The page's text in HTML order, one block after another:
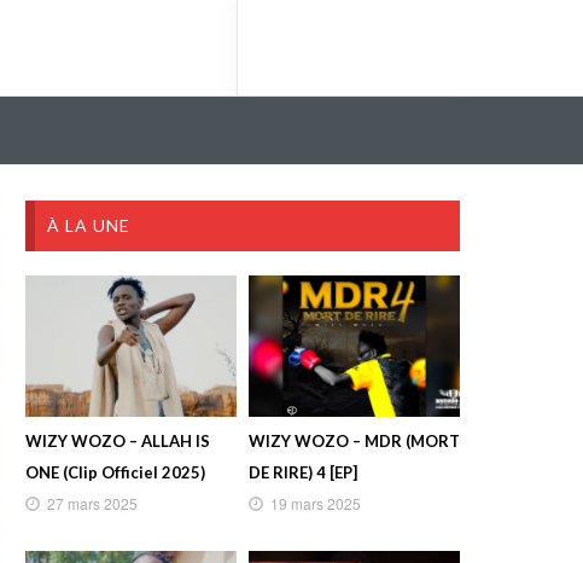
À LA UNE
WIZY WOZO – ALLAH IS
ONE (Clip Officiel 2025)
27 mars 2025
WIZY WOZO – MDR (MORT
DE RIRE) 4 [EP]
19 mars 2025